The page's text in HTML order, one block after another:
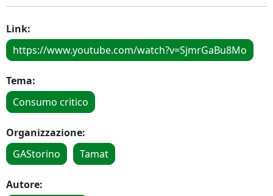
Link:
https://www.youtube.com/watch?v=SjmrGaBu8Mo
Tema:
Consumo critico
Organizzazione:
GAStorino
Tamat
Autore: